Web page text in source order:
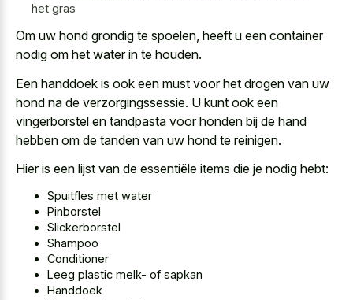
het gras
Om uw hond grondig te spoelen, heeft u een container
nodig om het water in te houden.
Een handdoek is ook een must voor het drogen van uw
hond na de verzorgingssessie. U kunt ook een
vingerborstel en tandpasta voor honden bij de hand
hebben om de tanden van uw hond te reinigen.
Hier is een lijst van de essentiële items die je nodig hebt:
Spuitfles met water
Pinborstel
Slickerborstel
Shampoo
Conditioner
Leeg plastic melk- of sapkan
Handdoek